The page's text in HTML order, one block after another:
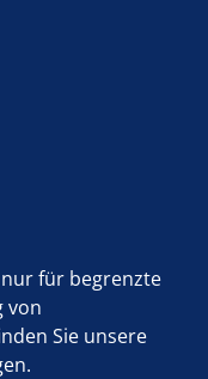
nur für begrenzte
von
Sie unsere